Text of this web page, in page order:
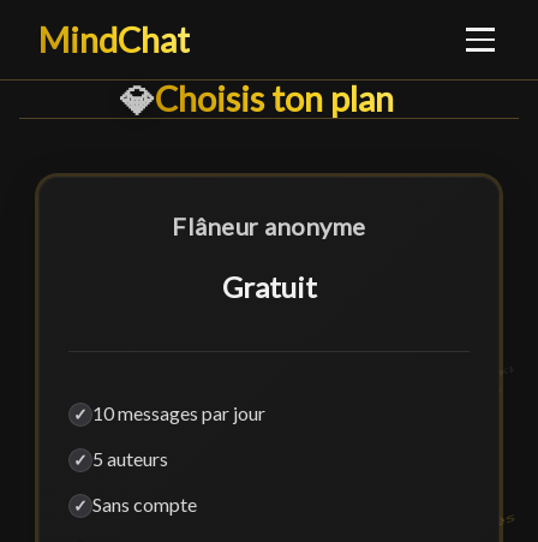
MindChat
💎Choisis ton plan
Choisis ton plan█
Flâneur anonyme
Gratuit
✓ 10 messages par jour
✓ 5 auteurs
✓ Sans compte